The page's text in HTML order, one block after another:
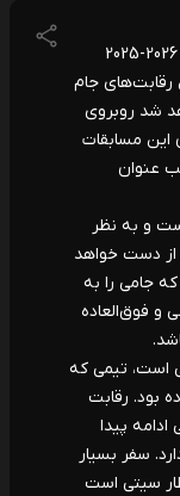
جام
شد روبروی
این مسابقات
عنوان
و به نظر
از دست خواهد
که جامی را به
و فوق‌العاده
است، تیمی که
بود. رقابت
ادامه پیدا
سفر بسیار
سیتی است